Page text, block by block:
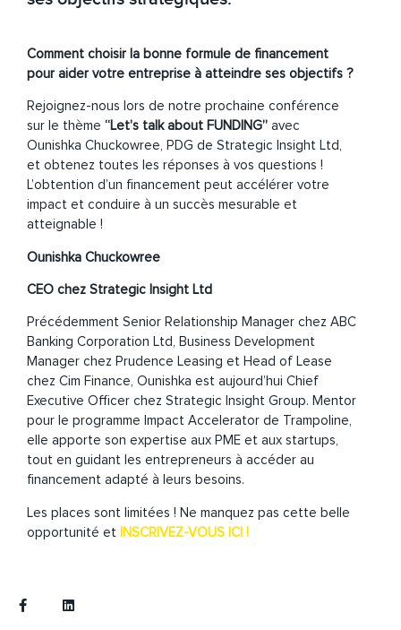
Comment choisir la bonne formule de financement
pour aider votre entreprise à atteindre ses objectifs ?
Rejoignez-nous lors de notre prochaine conférence
sur le thème “Let’s talk about FUNDING” avec
Ounishka Chuckowree, PDG de Strategic Insight Ltd,
et obtenez toutes les réponses à vos questions !
L’obtention d’un financement peut accélérer votre
impact et conduire à un succès mesurable et
atteignable !
Ounishka Chuckowree
CEO chez Strategic Insight Ltd
Précédemment Senior Relationship Manager chez ABC
Banking Corporation Ltd, Business Development
Manager chez Prudence Leasing et Head of Lease
chez Cim Finance, Ounishka est aujourd’hui Chief
Executive Officer chez Strategic Insight Group. Mentor
pour le programme Impact Accelerator de Trampoline,
elle apporte son expertise aux PME et aux startups,
tout en guidant les entrepreneurs à accéder au
financement adapté à leurs besoins.
Les places sont limitées ! Ne manquez pas cette belle
opportunité et
INSCRIVEZ-VOUS ICI !